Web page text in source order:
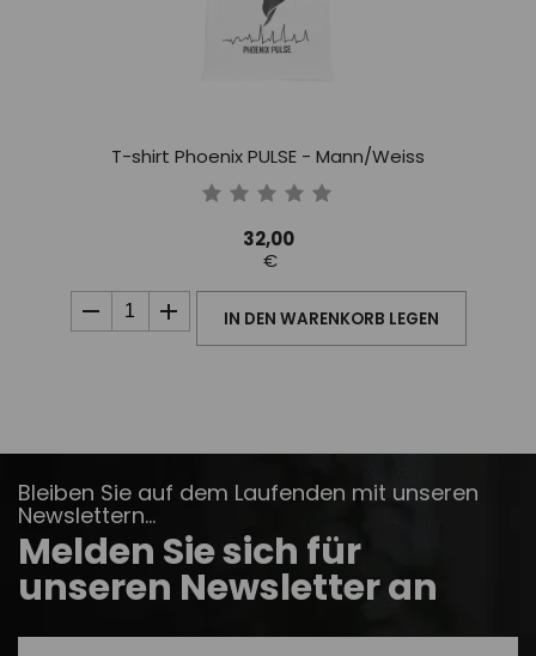
T-shirt Phoenix PULSE - Mann/Weiss
32,00
€
IN DEN WARENKORB LEGEN
Bleiben Sie auf dem Laufenden mit unseren
Newslettern...
Melden Sie sich für
unseren Newsletter an